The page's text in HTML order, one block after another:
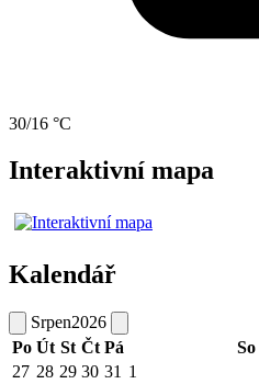
30/16 °C
Interaktivní mapa
Kalendář
Srpen2026
Po Út St Čt Pá So
27 28 29 30 31 1